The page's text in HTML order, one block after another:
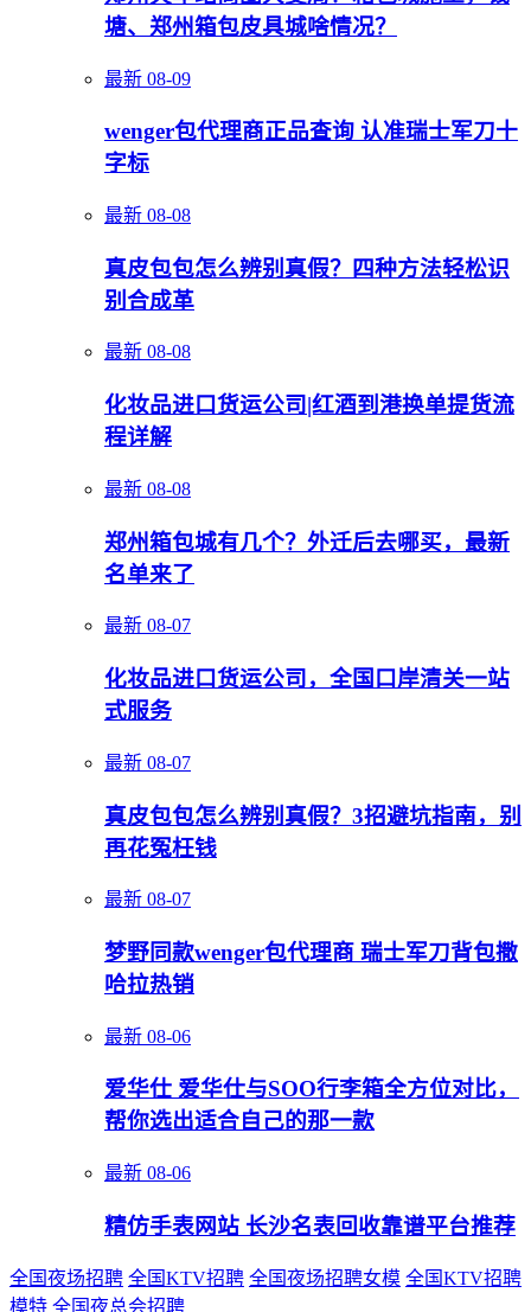
塘、郑州箱包皮具城啥情况？
最新 08-09
wenger包代理商正品查询 认准瑞士军刀十
字标
最新 08-08
真皮包包怎么辨别真假？四种方法轻松识
别合成革
最新 08-08
化妆品进口货运公司|红酒到港换单提货流
程详解
最新 08-08
郑州箱包城有几个？外迁后去哪买，最新
名单来了
最新 08-07
化妆品进口货运公司，全国口岸清关一站
式服务
最新 08-07
真皮包包怎么辨别真假？3招避坑指南，别
再花冤枉钱
最新 08-07
梦野同款wenger包代理商 瑞士军刀背包撒
哈拉热销
最新 08-06
爱华仕 爱华仕与SOO行李箱全方位对比，
帮你选出适合自己的那一款
最新 08-06
精仿手表网站 长沙名表回收靠谱平台推荐
全国夜场招聘 全国KTV招聘 全国夜场招聘女模 全国KTV招聘
模特 全国夜总会招聘